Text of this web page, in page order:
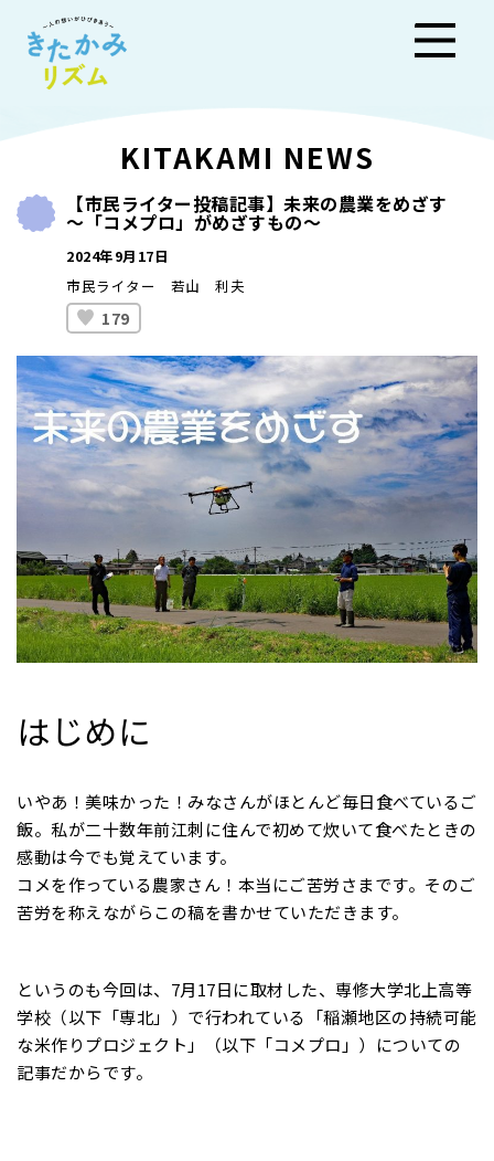
きた
かみ
リズ
ム
KITAKAMI NEWS
【市民ライター投稿記事】未来の農業をめざす
～「コメプロ」がめざすもの～
2024年9月17日
市民ライター 若山 利夫
179
はじめに
いやあ！美味かった！みなさんがほとんど毎日食べているご
飯。私が二十数年前江刺に住んで初めて炊いて食べたときの
感動は今でも覚えています。
コメを作っている農家さん！本当にご苦労さまです。そのご
苦労を称えながらこの稿を書かせていただきます。
というのも今回は、7月17日に取材した、専修大学北上高等
学校（以下「専北」）で行われている「稲瀬地区の持続可能
な米作りプロジェクト」（以下「コメプロ」）についての
記事だからです。